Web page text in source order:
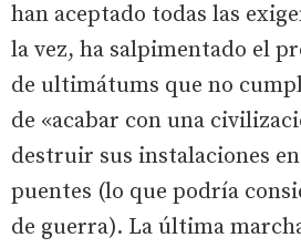
han aceptado todas las
la vez, ha salpimentado el
de ultimátums que no
de «acabar con una
destruir sus instalaciones
puentes (lo que podría
de guerra). La última